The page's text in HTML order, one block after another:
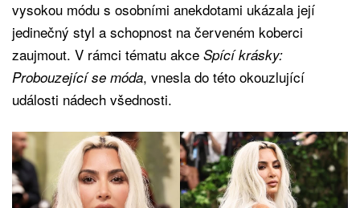
vysokou módu s osobními anekdotami ukázala její
jedinečný styl a schopnost na červeném koberci
zaujmout. V rámci tématu akce Spící krásky:
Probouzející se móda, vnesla do této okouzlující
události nádech všednosti.